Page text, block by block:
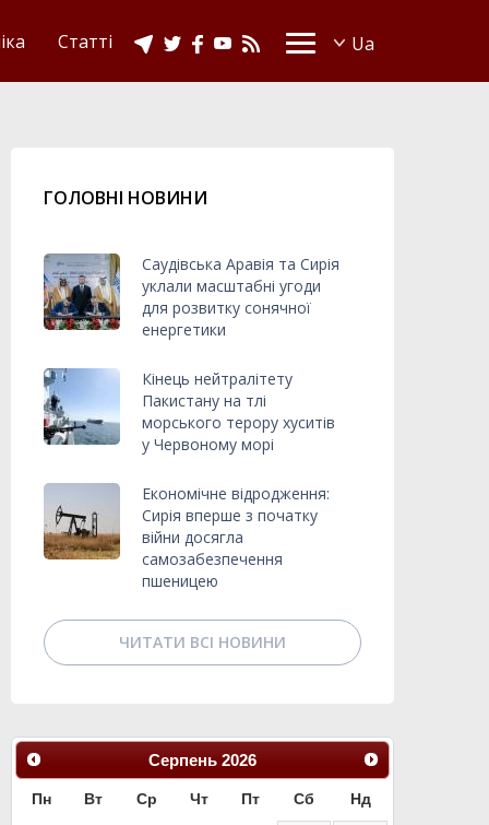
Статті
ГОЛОВНІ НОВИНИ
Саудівська Аравія та Сирія
уклали масштабні угоди
для розвитку сонячної
енергетики
Кінець нейтралітету
Пакистану на тлі
морського терору хуситів
у Червоному морі
Економічне відродження:
Сирія вперше з початку
війни досягла
самозабезпечення
пшеницею
ЧИТАТИ ВСІ НОВИНИ
Серпень 2026
Пн Вт Ср Чт Пт Сб Нд